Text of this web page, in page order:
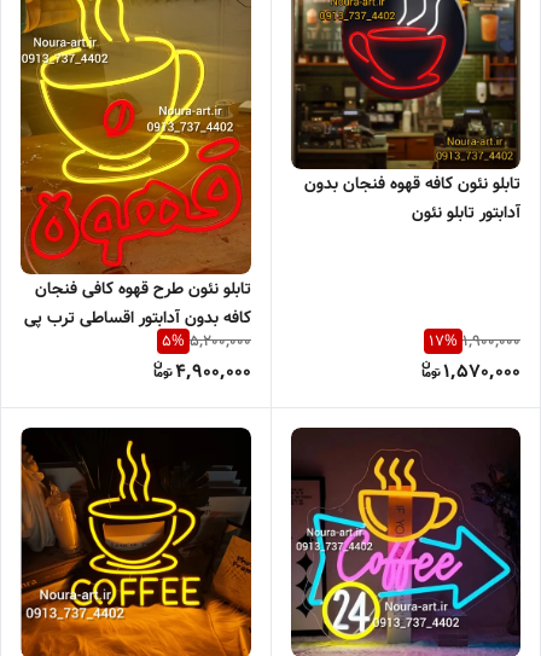
تابلو نئون کافه قهوه فنجان بدون
آدابتور تابلو نئون
1,900,000
17%
1,570,000
تابلو نئون طرح قهوه کافی فنجان
کافه بدون آدابتور اقساطی ترب پی
اسنپ پی
5,200,000
5%
4,900,000